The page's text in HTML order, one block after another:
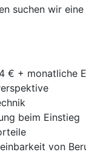
suchen wir
€ + monatliche
beim Einstieg
von